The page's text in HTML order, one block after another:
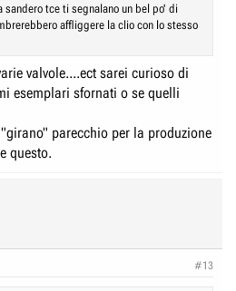
tce ti segnalano un bel po' di
affliggere la clio con lo stesso
valvole....ect sarei curioso di
esemplari sfornati o se quelli
parecchio per la produzione
questo.
#13